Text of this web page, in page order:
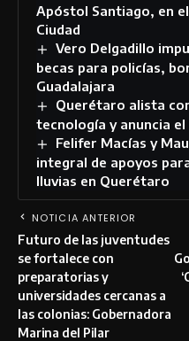
Apóstol Santiago, en
Ciudad
Vero Delgadillo
becas para policías,
Guadalajara
Querétaro alista
tecnología y anuncia
Felifer Macías y
integral de apoyos
lluvias en Querétaro
NOTICIA ANTERIOR
Futuro de las juventudes
se fortalece con
preparatorias y
universidades cercanas a
las colonias: Gobernadora
Marina del Pilar